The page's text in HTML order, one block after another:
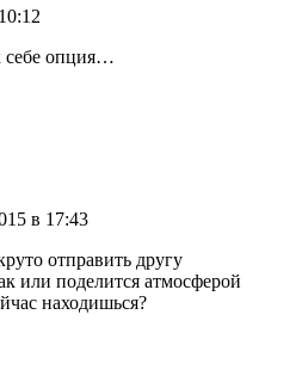
себе опция…
в 17:43
отправить другу
или поделится атмосферой
находишься?